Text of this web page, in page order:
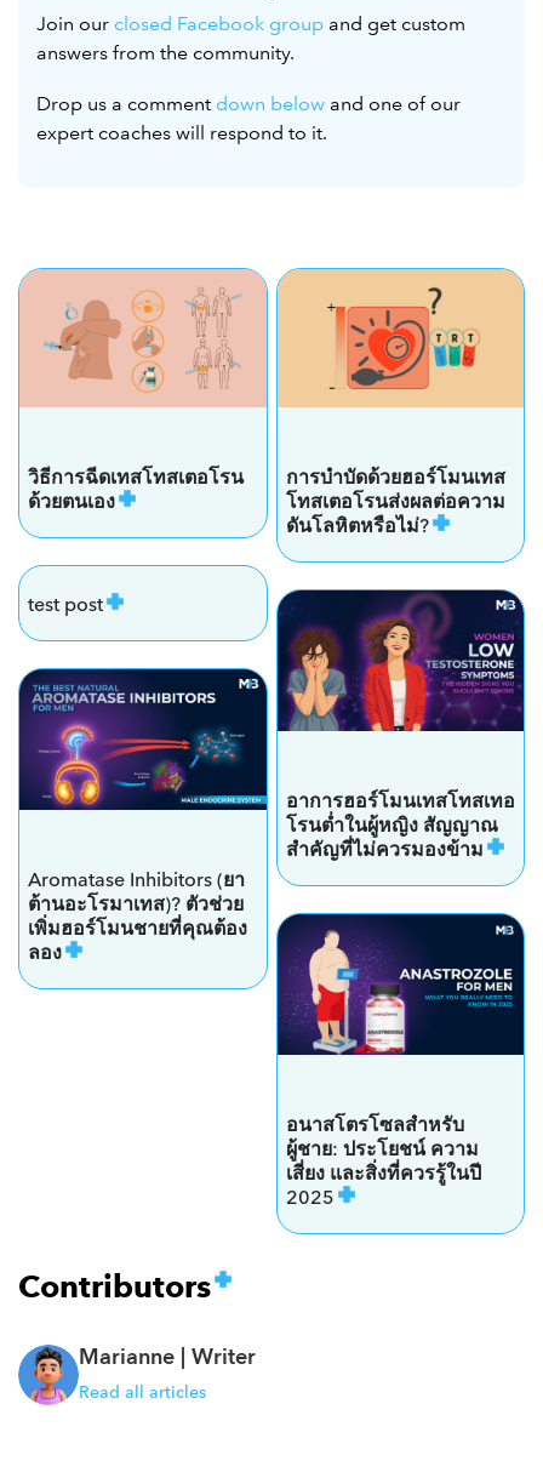
Join our closed Facebook group and get custom
answers from the community.
Drop us a comment down below and one of our
expert coaches will respond to it.
วิธีการฉีดเทสโทสเตอโรน
ด้วยตนเอง
การบำบัดด้วยฮอร์โมนเทส
โทสเตอโรนส่งผลต่อความ
ดันโลหิตหรือไม่?
test post
อาการฮอร์โมนเทสโทสเทอ
โรนต่ำในผู้หญิง สัญญาณ
สำคัญที่ไม่ควรมองข้าม
Aromatase Inhibitors (ยา
ต้านอะโรมาเทส)? ตัวช่วย
เพิ่มฮอร์โมนชายที่คุณต้อง
ลอง
อนาสโตรโซลสำหรับ
ผู้ชาย: ประโยชน์ ความ
เสี่ยง และสิ่งที่ควรรู้ในปี
2025
Contributors
Marianne | Writer
Read all articles